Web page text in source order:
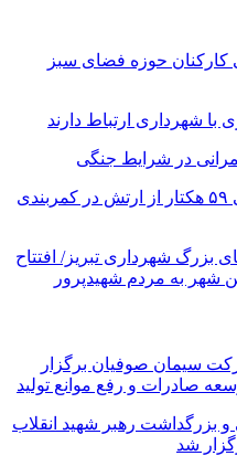
کارکنان حوزه فضای سبز
آماده‌سازی نقشه‌های تفکیکی ۵۹ هکتار از ارتش در کمربندی
بزرگ شهرداری تبریز/ افتتاح
شهر به مردم شهیدپرور
سیمان صوفیان برگزار
صادرات و رفع موانع تولید
و بزرگداشت رهبر شهید انقلاب
شد